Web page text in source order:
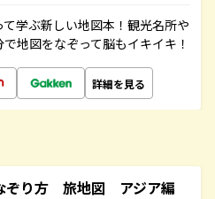
学ぶ新しい地図本！観光名所や
地図をなぞって脳もイキイキ！
詳細を見る
ぞり方 旅地図 アジア編